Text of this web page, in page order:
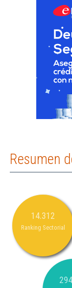
Resumen
14.312
Ranking Sectorial